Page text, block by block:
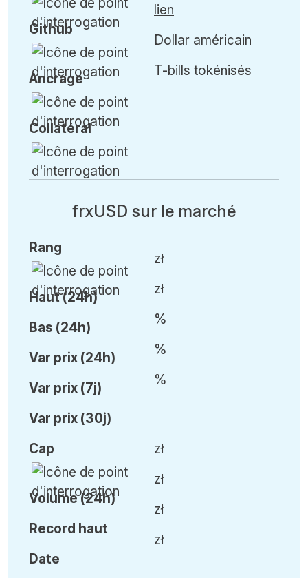
Github
Ancrage
Collatéral
lien
Dollar américain
T-bills tokénisés
frxUSD sur le marché
Rang
Haut (24h)
Bas (24h)
Var prix (24h)
Var prix (7j)
Var prix (30j)
zł
zł
%
%
%
Cap
Volume (24h)
Record haut
Date
zł
zł
zł
zł